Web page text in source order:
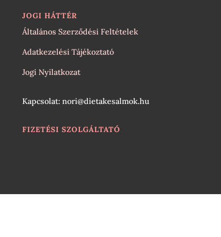
JOGI HÁTTÉR
Általános Szerződési Feltételek
Adatkezelési Tájékoztató
Jogi Nyilatkozat
Kapcsolat: nori@dietakesalmok.hu
FIZETÉSI SZOLGÁLTATÓ